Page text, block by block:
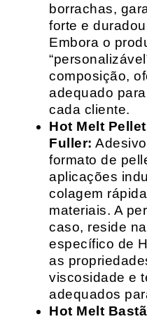
borrachas,
forte e
Embora o
composição,
adequado
cada cliente.
Hot Melt
Fuller:
formato de
aplicações
colagem
materiais. A
caso, reside
específico de
as
viscosidade e
adequados
Hot Melt